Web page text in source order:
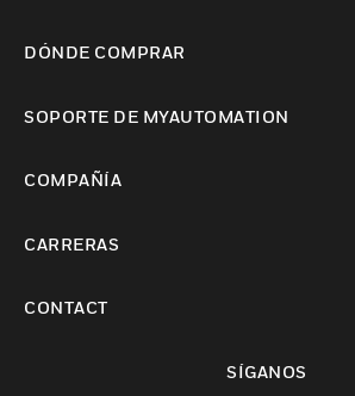
DÓNDE COMPRAR
SOPORTE DE MYAUTOMATION
COMPAÑÍA
CARRERAS
CONTACT
SÍGANOS